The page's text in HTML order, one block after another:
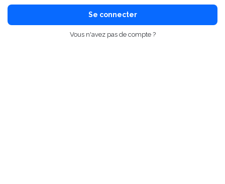
Se connecter
Vous n'avez pas de compte ?